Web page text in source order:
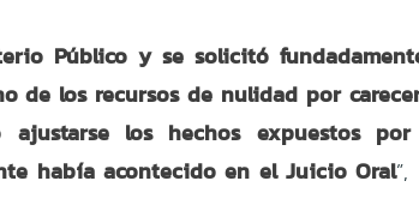
Público y se solicitó
de los recursos de nulidad por
ajustarse los hechos expuestos
había acontecido en el Juicio Oral